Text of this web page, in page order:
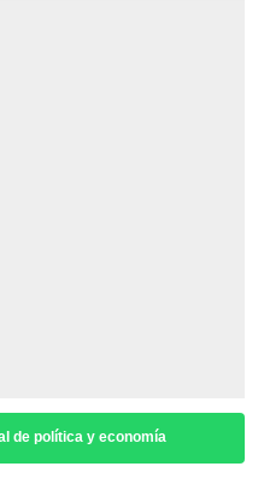
de política y economía